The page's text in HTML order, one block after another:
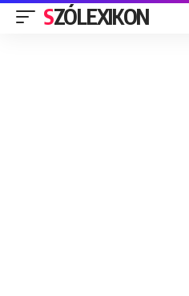
SZÓLEXIKON